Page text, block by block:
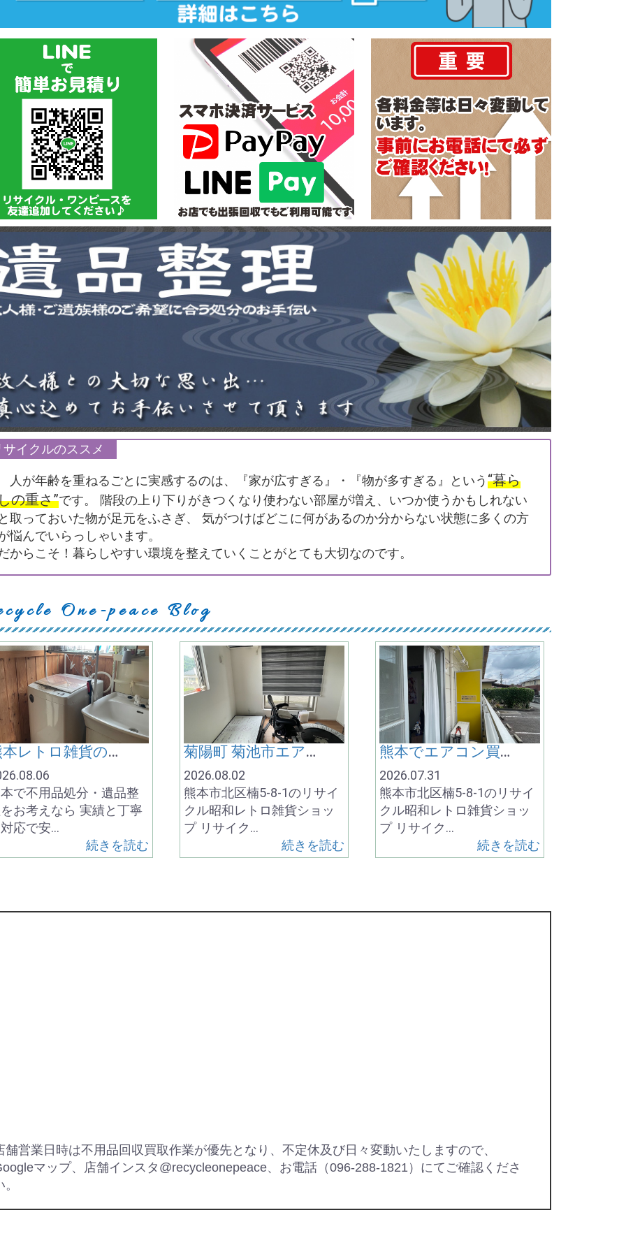
サイクルのススメ
が年齢を重ねるごとに実感するのは、『家が広すぎる』・『物が多すぎる』という“暮ら
の重さ”です。 階段の上り下りがきつくなり使わない部屋が増え、いつか使うかもしれない
取っておいた物が足元をふさぎ、 気がつけばどこに何があるのか分からない状態に多くの方
悩んでいらっしゃいます。
からこそ！暮らしやすい環境を整えていくことがとても大切なのです。
One-peace Blog
熊本レトロ雑貨の買取❗️不用な家電製品も一緒に処分^_^買取と処分 熊本市北区 リサイクルワンピース お気軽にお問合せ下さい
で不用品処分・遺品整
お考えなら 実績と丁寧
応で安…
続きを読む
菊陽町 菊池市エアコン取外し処分❗️大津町 合志市 エアコン無料処分❗️熊本市北区 リサイクルワンピース 店舗でのご相談も出来ます
2026.08.02
熊本市北区楠5-8-1のリサイ
クル昭和レトロ雑貨ショッ
プ リサイク…
続きを読む
熊本でエアコン買換え 壊れたエアコン無料取外し処分‼️熊本 エアコン工事20年以上実績❗️エアコンの事なら リサイクルワンピース
2026.07.31
熊本市北区楠5-8-1のリサイ
クル昭和レトロ雑貨ショッ
プ リサイク…
続きを読む
舗営業日時は不用品回収買取作業が優先となり、不定休及び日々変動いたしますので、
マップ、店舗インスタ@recycleonepeace、お電話（096-288-1821）にてご確認くださ
。